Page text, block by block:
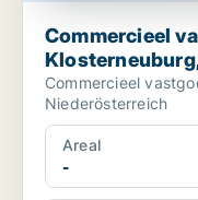
Commercieel
Commercieel
Niederösterreich
Areal
-